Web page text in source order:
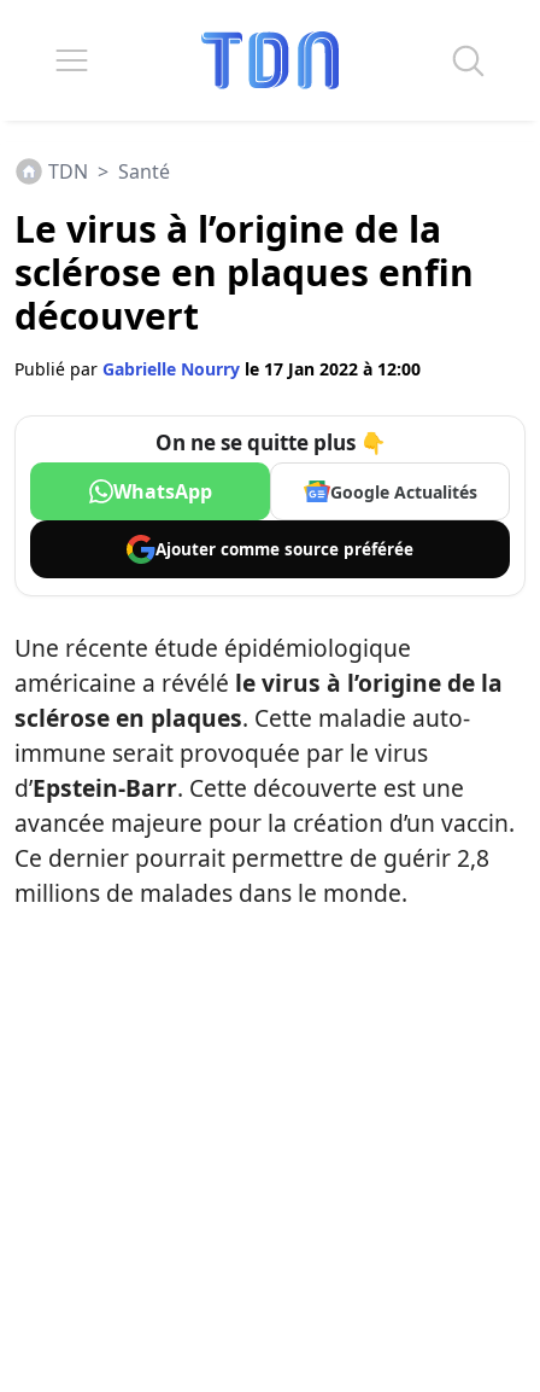
TDN > Santé
Le virus à l’origine de la
sclérose en plaques enfin
découvert
Publié par Gabrielle Nourry le 17 Jan 2022 à 12:00
On ne se quitte plus 👇
WhatsApp Google Actualités
Ajouter comme source préférée
Une récente étude épidémiologique
américaine a révélé le virus à l’origine de la
sclérose en plaques. Cette maladie auto-
immune serait provoquée par le virus
d’Epstein-Barr. Cette découverte est une
avancée majeure pour la création d’un vaccin.
Ce dernier pourrait permettre de guérir 2,8
millions de malades dans le monde.